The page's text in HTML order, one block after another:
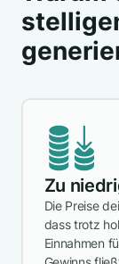
Zu
Die Preise
dass trotz
Einnahmen